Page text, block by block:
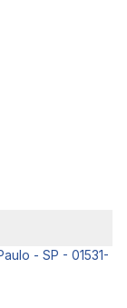
- SP - 01531-